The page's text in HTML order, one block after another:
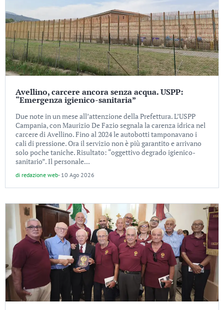
Avellino, carcere ancora senza acqua. USPP:
“Emergenza igienico-sanitaria”
Due note in un mese all’attenzione della Prefettura. L’USPP
Campania, con Maurizio De Fazio segnala la carenza idrica nel
carcere di Avellino. Fino al 2024 le autobotti tamponavano i
cali di pressione. Ora il servizio non è più garantito e arrivano
solo poche taniche. Risultato: “oggettivo degrado igienico-
sanitario”. Il personale...
di redazione web- 10 Ago 2026